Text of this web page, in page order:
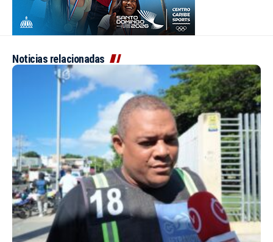
Noticias relacionadas